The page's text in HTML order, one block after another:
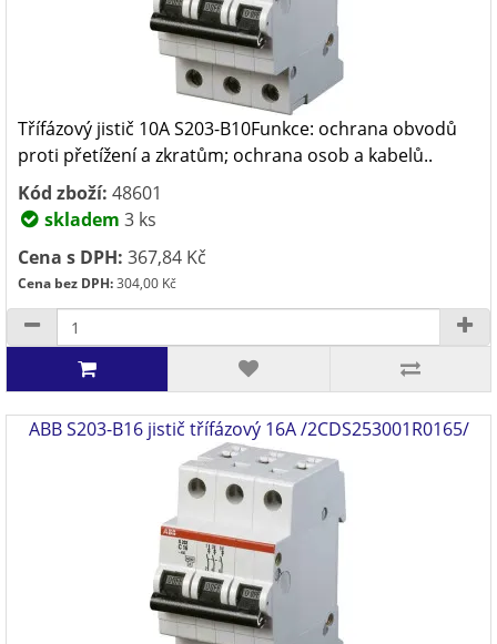
Třífázový jistič 10A S203-B10Funkce: ochrana obvodů
proti přetížení a zkratům; ochrana osob a kabelů..
Kód zboží: 48601
skladem 3 ks
Cena s DPH: 367,84 Kč
Cena bez DPH:304,00 Kč
ABB S203-B16 jistič třífázový 16A /2CDS253001R0165/